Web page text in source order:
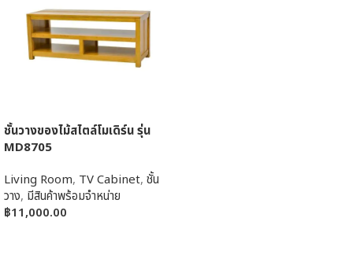
ชั้นวางของไม้สไตล์โมเดิร์น รุ่น
MD8705
Living Room, TV Cabinet, ชั้น
วาง, มีสินค้าพร้อมจำหน่าย
฿11,000.00